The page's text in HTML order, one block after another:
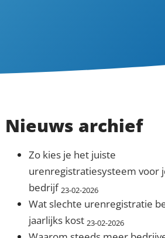
Nieuws archief
Zo kies je het juiste
urenregistratiesysteem voor
bedrijf23-02-2026
Wat slechte urenregistratie
jaarlijks kost 23-02-2026